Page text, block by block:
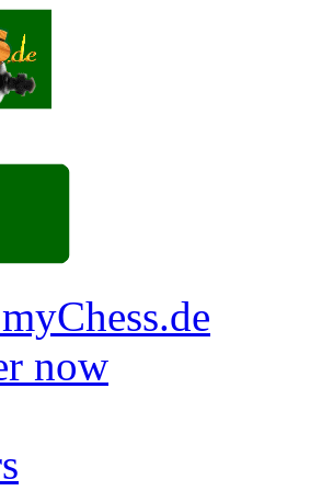
now